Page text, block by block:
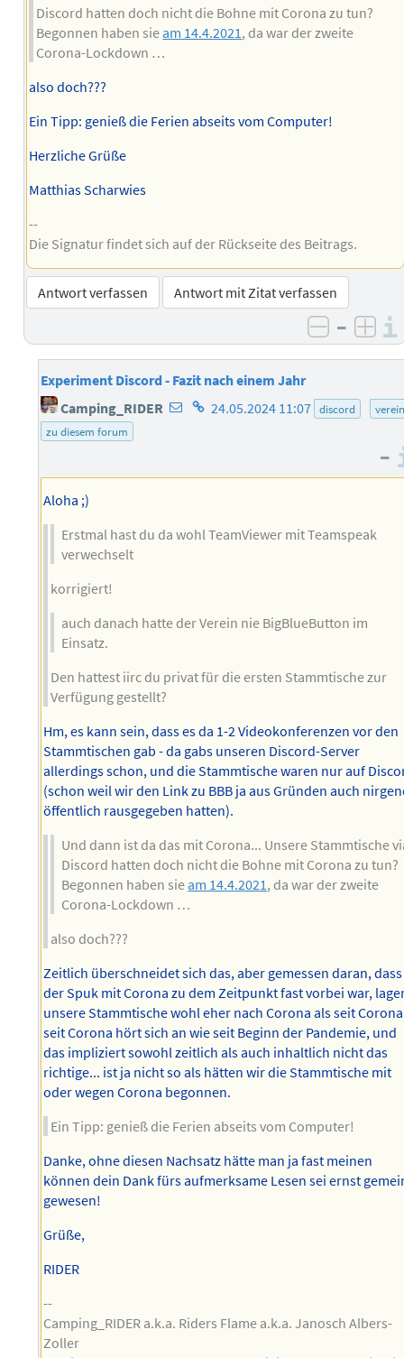
Discord hatten doch nicht die Bohne mit Corona zu tun?
Begonnen haben sie am 14.4.2021, da war der zweite
Corona-Lockdown …
also doch???
Ein Tipp: genieß die Ferien abseits vom Computer!
Herzliche Grüße
Matthias Scharwies
--
Die Signatur findet sich auf der Rückseite des Beitrags.
Antwort verfassen Antwort mit Zitat verfassen
negativ
–
Experiment Discord - Fazit nach einem Jahr
Camping_RIDER E-
Homepage
24.05.2024 11:07 discord
verein
zu diesem forum
–
Aloha ;)
Erstmal hast du da wohl TeamViewer mit Teamspeak
verwechselt
korrigiert!
auch danach hatte der Verein nie BigBlueButton im
Einsatz.
Den hattest iirc du privat für die ersten Stammtische zur
Verfügung gestellt?
Hm, es kann sein, dass es da 1-2 Videokonferenzen vor den
Stammtischen gab - da gabs unseren Discord-Server
allerdings schon, und die Stammtische waren nur auf
(schon weil wir den Link zu BBB ja aus Gründen auch
öffentlich rausgegeben hatten).
Und dann ist da das mit Corona... Unsere Stammtische
Discord hatten doch nicht die Bohne mit Corona zu tun?
Begonnen haben sie am 14.4.2021 , da war der zweite
Corona-Lockdown …
also doch???
Zeitlich überschneidet sich das, aber gemessen daran, dass
der Spuk mit Corona zu dem Zeitpunkt fast vorbei war,
unsere Stammtische wohl eher nach Corona als seit
seit Corona hört sich an wie seit Beginn der Pandemie, und
das impliziert sowohl zeitlich als auch inhaltlich nicht das
richtige... ist ja nicht so als hätten wir die Stammtische mit
oder wegen Corona begonnen.
Ein Tipp: genieß die Ferien abseits vom Computer!
Danke, ohne diesen Nachsatz hätte man ja fast meinen
können dein Dank fürs aufmerksame Lesen sei ernst
gewesen!
Grüße,
RIDER
--
Camping_RIDER a.k.a. Riders Flame a.k.a. Janosch Albers-
Zoller